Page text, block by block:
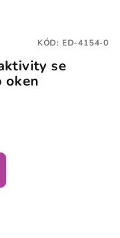
se
oken
KÓD: ED-4154-0